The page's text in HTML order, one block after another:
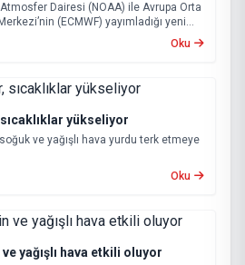
Dairesi (NOAA) ile Avrupa Orta
(ECMWF) yayımladığı yeni
güçlü bir “Süper El Nino”
koydu.
Oku
yükseliyor
ve yağışlı hava yurdu terk etmeye
Oku
yağışlı hava etkili oluyor